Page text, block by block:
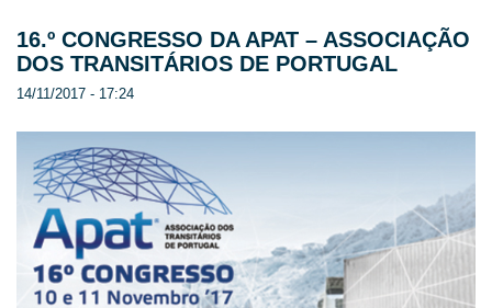
16.º CONGRESSO DA APAT – ASSOCIAÇÃO
DOS TRANSITÁRIOS DE PORTUGAL
14/11/2017 - 17:24